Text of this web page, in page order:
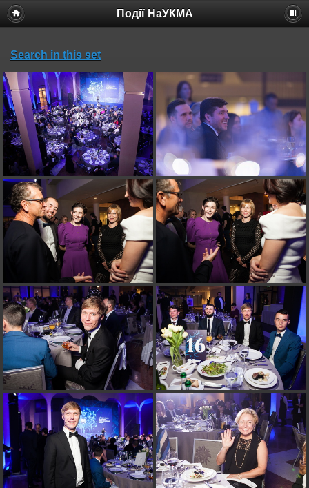
Події НаУКМА
Search in this set